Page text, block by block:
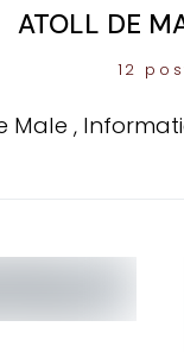
ATOLL DE
12
Male ,